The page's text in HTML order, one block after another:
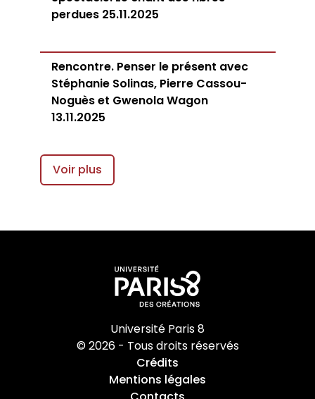
perdues 25.11.2025
Rencontre. Penser le présent avec
Stéphanie Solinas, Pierre Cassou-
Noguès et Gwenola Wagon
13.11.2025
Voir plus
Université Paris 8
© 2026 - Tous droits réservés
Crédits
Mentions légales